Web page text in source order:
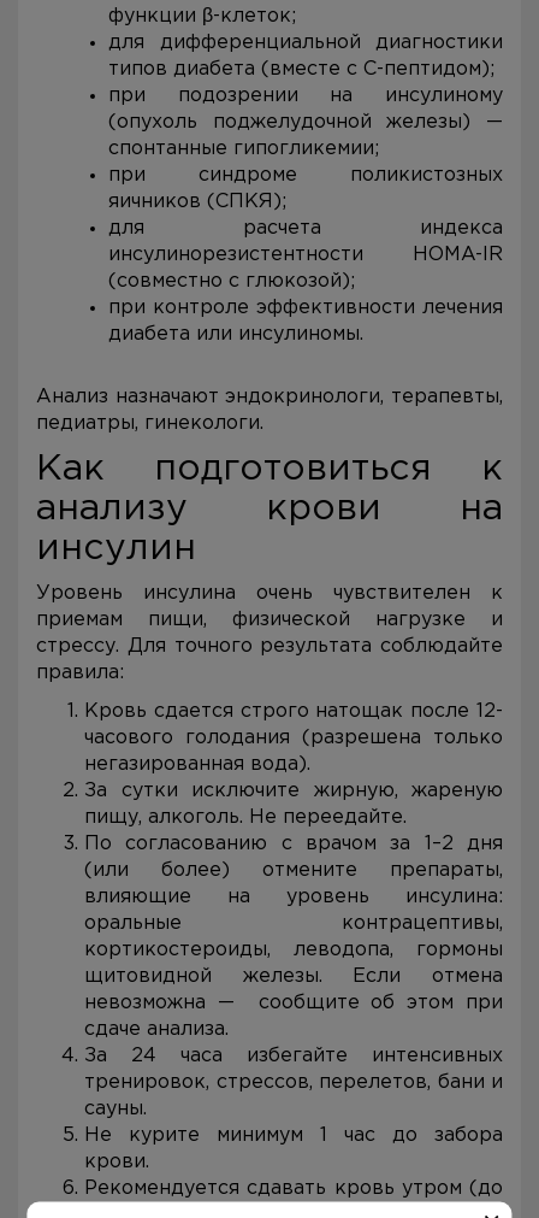
функции β-клеток;
для дифференциальной диагностики
типов диабета (вместе с С-пептидом);
при подозрении на инсулиному
(опухоль поджелудочной железы) —
спонтанные гипогликемии;
при синдроме поликистозных
яичников (СПКЯ);
для расчета индекса
инсулинорезистентности HOMA-IR
(совместно с глюкозой);
при контроле эффективности лечения
диабета или инсулиномы.
Анализ назначают эндокринологи, терапевты,
педиатры, гинекологи.
Как подготовиться к
анализу крови на
инсулин
Уровень инсулина очень чувствителен к
приемам пищи, физической нагрузке и
стрессу. Для точного результата соблюдайте
правила:
Кровь сдается строго натощак после 12-
часового голодания (разрешена только
негазированная вода).
За сутки исключите жирную, жареную
пищу, алкоголь. Не переедайте.
По согласованию с врачом за 1–2 дня
(или более) отмените препараты,
влияющие на уровень инсулина:
оральные контрацептивы,
кортикостероиды, леводопа, гормоны
щитовидной железы. Если отмена
невозможна — сообщите об этом при
сдаче анализа.
За 24 часа избегайте интенсивных
тренировок, стрессов, перелетов, бани и
сауны.
Не курите минимум 1 час до забора
крови.
Рекомендуется сдавать кровь утром (до